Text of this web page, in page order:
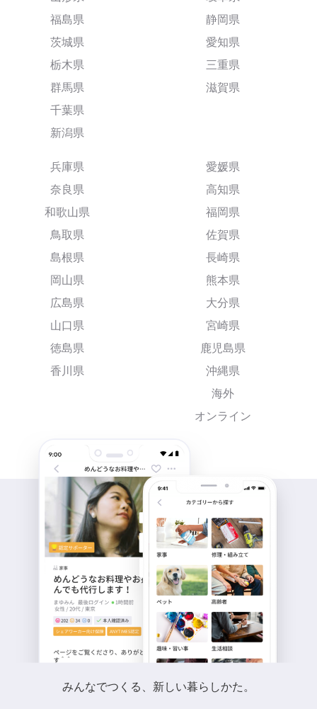
福島県
茨城県
栃木県
群馬県
千葉県
新潟県
静岡県
愛知県
三重県
滋賀県
兵庫県
奈良県
和歌山県
鳥取県
島根県
岡山県
広島県
山口県
徳島県
香川県
愛媛県
高知県
福岡県
佐賀県
長崎県
熊本県
大分県
宮崎県
鹿児島県
沖縄県
海外
オンライン
みんなでつくる、新しい暮らしかた。